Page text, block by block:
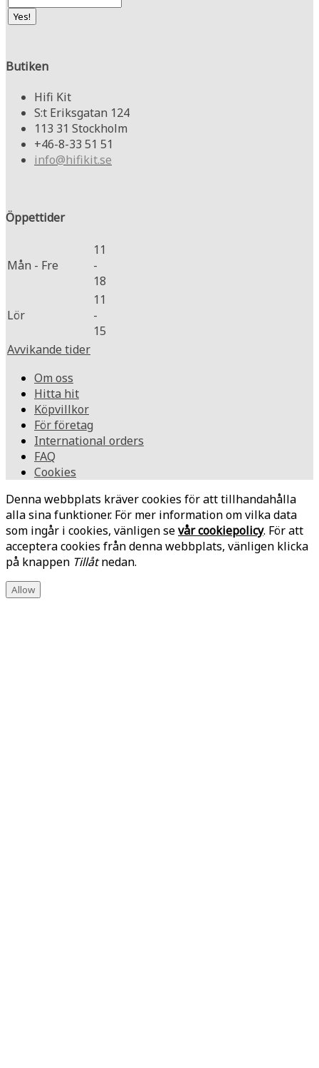
Butiken
Hifi Kit
S:t Eriksgatan 124
113 31 Stockholm
+46-8-33 51 51
info@hifikit.se
Öppettider
Mån - Fre
11
-
18
Lör
11
-
15
Avvikande tider
Om oss
Hitta hit
Köpvillkor
För företag
International orders
FAQ
Cookies
Denna webbplats kräver cookies för att tillhandahålla
alla sina funktioner. För mer information om vilka data
som ingår i cookies, vänligen sevår cookiepolicy. För att
acceptera cookies från denna webbplats, vänligen klicka
på knappen Tillåtnedan.
Allow